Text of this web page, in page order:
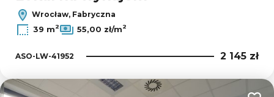
Wrocław, Fabryczna
39 m2 55,00 zł/m2
ASO-LW-41952 2 145 zł